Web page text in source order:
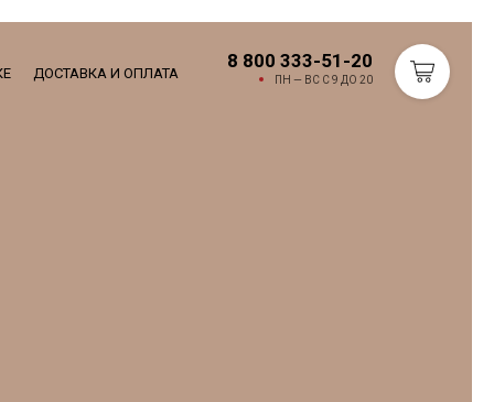
ДОСТАВКА И ОПЛАТА
8 800 333-51-20
ПН — ВС С 9 ДО 20